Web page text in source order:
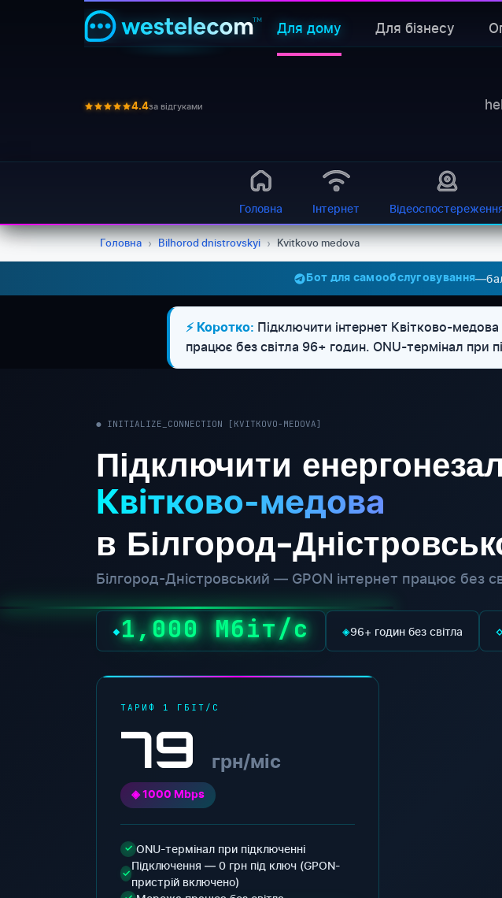
Для дому Для бізнесу
4.4за відгуками
Головна Інтернет
Головна › Bilhorod dnistrovskyi › Kvitkovo medova
Бот для самообслуговування—
⚡ Коротко: Підключити інтернет Квітково-
працює без світла 96+ годин. ONU-термінал
● INITIALIZE_CONNECTION [KVITKOVO-MEDOVA]
Підключити
Квітково-медова
в Білгород-
Білгород-Дністровський — GPON інтернет працює без
◆1,000 Мбіт/с ◈96+ годин без світла
ТАРИФ 1 ГБІТ/С
79 грн/міс
◈ 1000 Mbps
✓ ONU-термінал при підключенні
✓
Підключення — 0 грн під ключ (GPON-
пристрій включено)